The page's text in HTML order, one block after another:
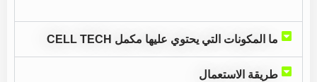
ما المكونات التي يحتوي عليها مكمل CELL TECH
طريقة الاستعمال